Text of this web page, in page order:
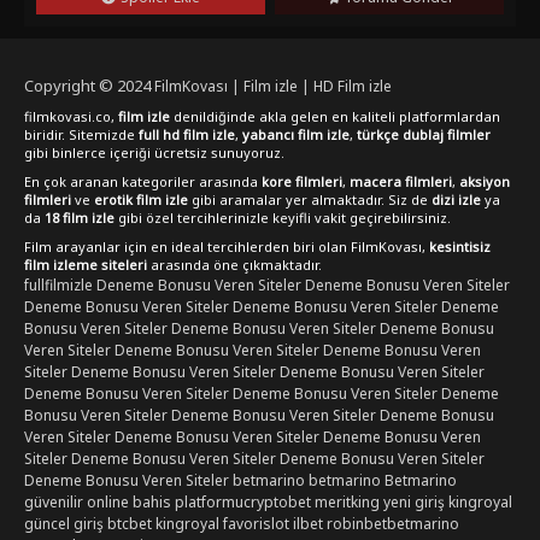
Copyright © 2024FilmKovası | Film izle | HD Film izle
filmkovasi.co, film izle denildiğinde akla gelen en kaliteli platformlardan
biridir. Sitemizde full hd film izle, yabancı film izle, türkçe dublaj filmler
gibi binlerce içeriği ücretsiz sunuyoruz.
En çok aranan kategoriler arasında kore filmleri, macera filmleri, aksiyon
filmleri ve erotik film izle gibi aramalar yer almaktadır. Siz de dizi izle ya
da 18 film izle gibi özel tercihlerinizle keyifli vakit geçirebilirsiniz.
Film arayanlar için en ideal tercihlerden biri olan FilmKovası, kesintisiz
film izleme siteleri arasında öne çıkmaktadır.
fullfilmizle Deneme Bonusu Veren SitelerDeneme Bonusu Veren Siteler
Deneme Bonusu Veren SitelerDeneme Bonusu Veren SitelerDeneme
Bonusu Veren SitelerDeneme Bonusu Veren SitelerDeneme Bonusu
Veren SitelerDeneme Bonusu Veren SitelerDeneme Bonusu Veren
SitelerDeneme Bonusu Veren SitelerDeneme Bonusu Veren Siteler
Deneme Bonusu Veren SitelerDeneme Bonusu Veren SitelerDeneme
Bonusu Veren SitelerDeneme Bonusu Veren SitelerDeneme Bonusu
Veren SitelerDeneme Bonusu Veren SitelerDeneme Bonusu Veren
SitelerDeneme Bonusu Veren SitelerDeneme Bonusu Veren Siteler
Deneme Bonusu Veren Sitelerbetmarino betmarino Betmarino
güvenilir online bahis platformucryptobetmeritking yeni girişkingroyal
güncel girişbtcbetkingroyal favorislotilbetrobinbetbetmarino